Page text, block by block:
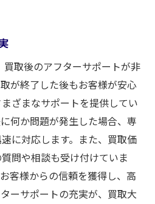
買取後のアフターサポートが非
が終了した後もお客様が安心
ざまなサポートを提供してい
何か問題が発生した場合、専
に対応します。また、買取価
問や相談も受け付けていま
客様からの信頼を獲得し、高
ーサポートの充実が、買取大